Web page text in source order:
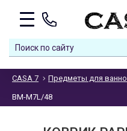
CASA 7 Предметы для
BM-M7L/48